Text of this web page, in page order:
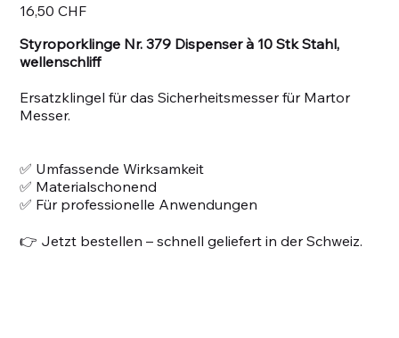
16,50 CHF
Styroporklinge Nr. 379 Dispenser à 10 Stk Stahl,
wellenschliff
Ersatzklingel für das Sicherheitsmesser für Martor
Messer.
✅ Umfassende Wirksamkeit
✅ Materialschonend
✅ Für professionelle Anwendungen
👉 Jetzt bestellen – schnell geliefert in der Schweiz.